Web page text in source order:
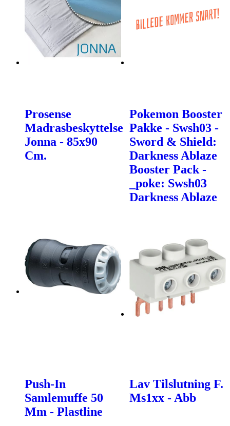
Prosense
Madrasbeskyttelse
Jonna - 85x90
Cm.
Pokemon Booster
Pakke - Swsh03 -
Sword & Shield:
Darkness Ablaze
Booster Pack -
_poke: Swsh03
Darkness Ablaze
Push-In
Samlemuffe 50
Mm - Plastline
Lav Tilslutning F.
Ms1xx - Abb